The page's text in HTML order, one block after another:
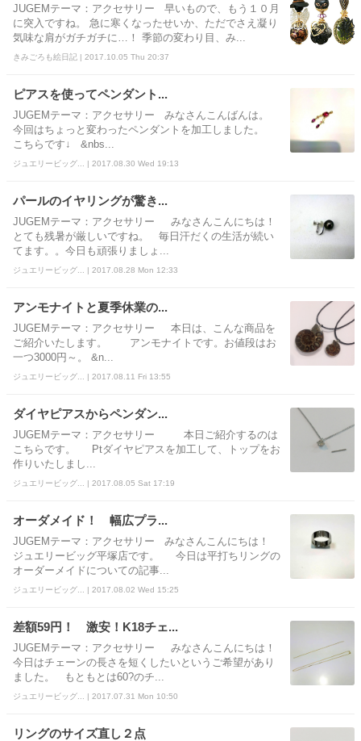
JUGEMテーマ：アクセサリー 早いもので、もう１０月
に突入ですね。 急に寒くなったせいか、ただでさえ凝り
気味な肩がガチガチに…！ 季節の変わり目、み...
きみごろも絵日記 | 2017.10.05 Thu 20:37
ピアスを使ってペンダント...
JUGEMテーマ：アクセサリー みなさんこんばんは。
今回はちょっと変わったペンダントを加工しました。
こちらです↓ &nbs...
ジュエリービッグ... | 2017.08.30 Wed 19:13
パールのイヤリングが驚き...
JUGEMテーマ：アクセサリー みなさんこんにちは！
とても残暑が厳しいですね。 毎日汗だくの生活が続い
てます。。今日も頑張りましょ...
ジュエリービッグ... | 2017.08.28 Mon 12:33
アンモナイトと夏季休業の...
JUGEMテーマ：アクセサリー 本日は、こんな商品を
ご紹介いたします。 アンモナイトです。お値段はお
一つ3000円～。 &n...
ジュエリービッグ... | 2017.08.11 Fri 13:55
ダイヤピアスからペンダン...
JUGEMテーマ：アクセサリー 本日ご紹介するのは
こちらです。 Ptダイヤピアスを加工して、トップをお
作りいたしまし...
ジュエリービッグ... | 2017.08.05 Sat 17:19
オーダメイド！ 幅広プラ...
JUGEMテーマ：アクセサリー みなさんこんにちは！
ジュエリービッグ平塚店です。 今日は平打ちリングの
オーダーメイドについての記事...
ジュエリービッグ... | 2017.08.02 Wed 15:25
差額59円！ 激安！K18チェ...
JUGEMテーマ：アクセサリー みなさんこんにちは！
今日はチェーンの長さを短くしたいというご希望があり
ました。 もともとは60?のチ...
ジュエリービッグ... | 2017.07.31 Mon 10:50
リングのサイズ直し２点